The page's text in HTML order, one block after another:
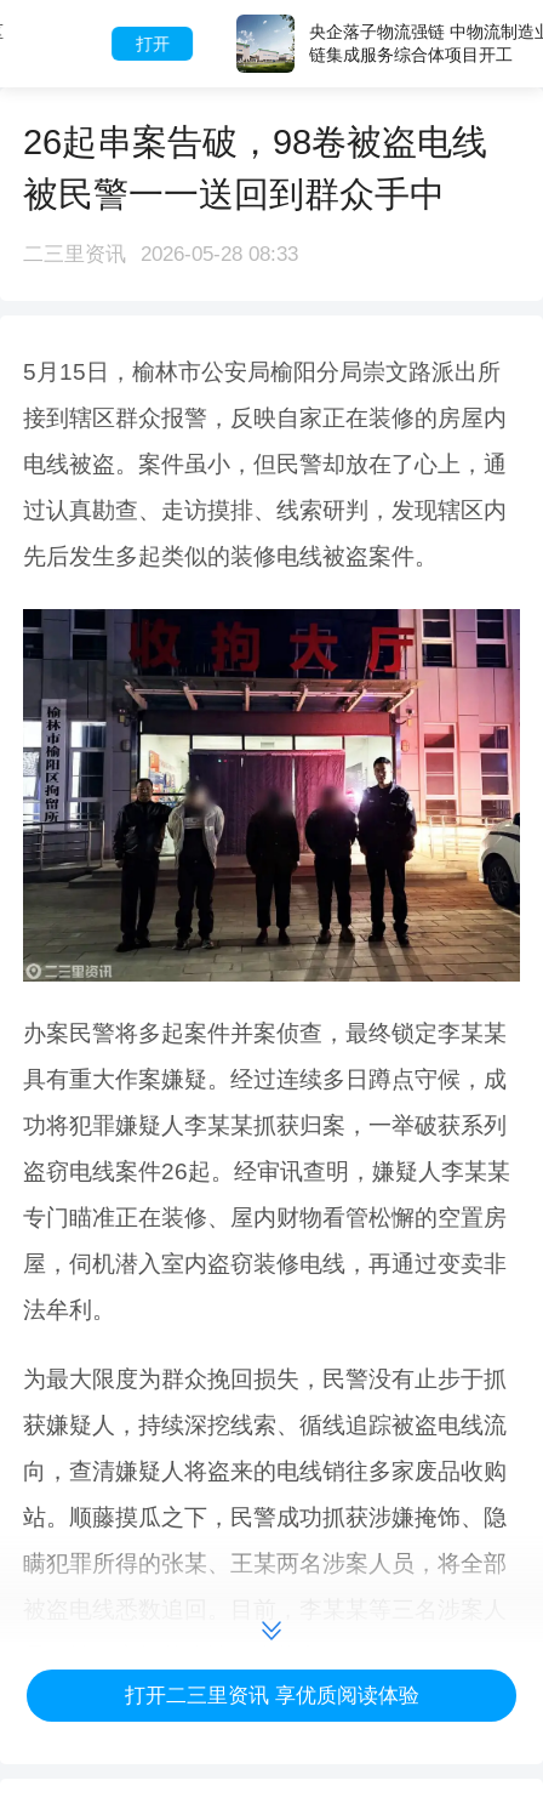
打开
央企落子物流强链 中物流制造业供应
链集成服务综合体项目开工
26起串案告破，98卷被盗电线
被民警一一送回到群众手中
二三里资讯 2026-05-28 08:33
5月15日，榆林市公安局榆阳分局崇文路派出所
接到辖区群众报警，反映自家正在装修的房屋内
电线被盗。案件虽小，但民警却放在了心上，通
过认真勘查、走访摸排、线索研判，发现辖区内
先后发生多起类似的装修电线被盗案件。
办案民警将多起案件并案侦查，最终锁定李某某
具有重大作案嫌疑。经过连续多日蹲点守候，成
功将犯罪嫌疑人李某某抓获归案，一举破获系列
盗窃电线案件26起。经审讯查明，嫌疑人李某某
专门瞄准正在装修、屋内财物看管松懈的空置房
屋，伺机潜入室内盗窃装修电线，再通过变卖非
法牟利。
为最大限度为群众挽回损失，民警没有止步于抓
获嫌疑人，持续深挖线索、循线追踪被盗电线流
向，查清嫌疑人将盗来的电线销往多家废品收购
站。顺藤摸瓜之下，民警成功抓获涉嫌掩饰、隐
瞒犯罪所得的张某、王某两名涉案人员，将全部
考虑到受害群众正处于房屋装修关键阶段，被盗
打开二三里资讯 享优质阅读体验